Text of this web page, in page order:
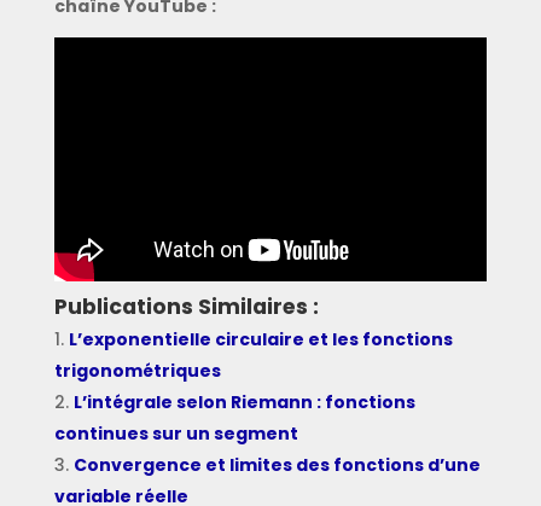
chaîne YouTube :
Publications Similaires :
L’exponentielle circulaire et les fonctions
trigonométriques
L’intégrale selon Riemann : fonctions
continues sur un segment
Convergence et limites des fonctions d’une
variable réelle